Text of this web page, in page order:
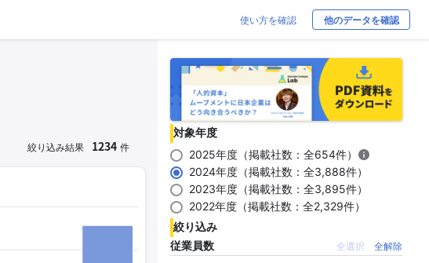
使い方を確認 他のデータを確認
絞り込み結果 1234 件
対象年度
2025年度（掲載社数：全654件）
2024年度（掲載社数：全3,888件）
2023年度（掲載社数：全3,895件）
2022年度（掲載社数：全2,329件）
絞り込み
従業員数
全選択 全解除